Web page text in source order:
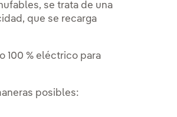
se trata de una
que se recarga
100 % eléctrico para
posibles: